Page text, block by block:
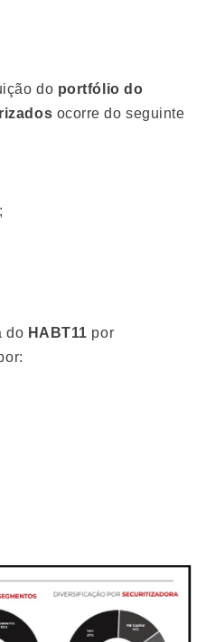
do portfólio do
ocorre do seguinte
do HABT11 por